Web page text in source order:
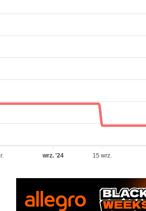
wrz. '24 15 wrz.